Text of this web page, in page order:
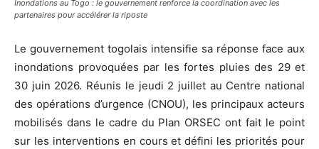
Inondations au Togo : le gouvernement renforce la coordination avec les
partenaires pour accélérer la riposte
Le gouvernement togolais intensifie sa réponse face aux
inondations provoquées par les fortes pluies des 29 et
30 juin 2026. Réunis le jeudi 2 juillet au Centre national
des opérations d’urgence (CNOU), les principaux acteurs
mobilisés dans le cadre du Plan ORSEC ont fait le point
sur les interventions en cours et défini les priorités pour